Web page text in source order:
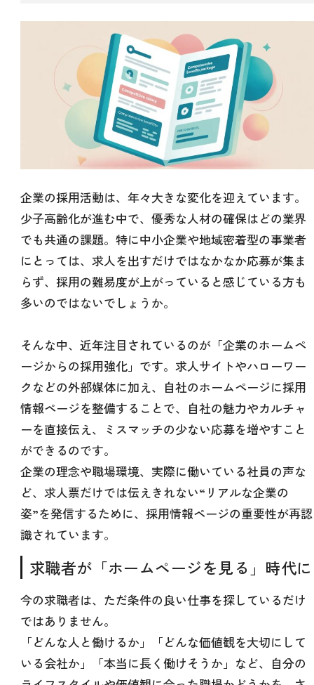
企業の採用活動は、年々大きな変化を迎えています。
少子高齢化が進む中で、優秀な人材の確保はどの業界
でも共通の課題。特に中小企業や地域密着型の事業者
にとっては、求人を出すだけではなかなか応募が集ま
らず、採用の難易度が上がっていると感じている方も
多いのではないでしょうか。
そんな中、近年注目されているのが「企業のホームペ
ージからの採用強化」です。求人サイトやハローワー
クなどの外部媒体に加え、自社のホームページに採用
情報ページを整備することで、自社の魅力やカルチャ
ーを直接伝え、ミスマッチの少ない応募を増やすこと
ができるのです。
企業の理念や職場環境、実際に働いている社員の声な
ど、求人票だけでは伝えきれない“リアルな企業の
姿”を発信するために、採用情報ページの重要性が再認
識されています。
求職者が「ホームページを見る」時代に
今の求職者は、ただ条件の良い仕事を探しているだけ
ではありません。
「どんな人と働けるか」「どんな価値観を大切にして
いる会社か」「本当に長く働けそうか」など、自分の